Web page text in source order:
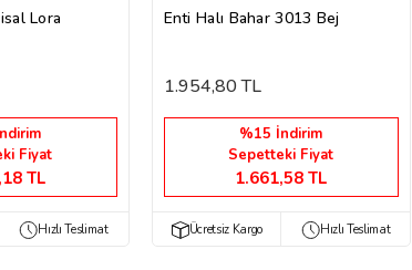
Lora
Fiyat
TL
Hızlı Teslimat
Enti Halı Bahar 3013 Bej
1.954,80 TL
%15 İndirim
Sepetteki Fiyat
1.661,58 TL
Ücretsiz Kargo Hızlı Teslimat